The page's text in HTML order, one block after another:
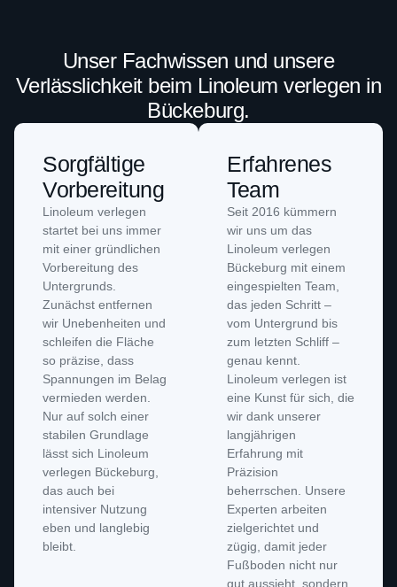
Unser Fachwissen und unsere
Verlässlichkeit beim Linoleum verlegen in
Bückeburg.
Erfahrenes
Team
Seit 2016 kümmern
wir uns um das
Linoleum verlegen
Bückeburg mit einem
eingespielten Team,
das jeden Schritt –
vom Untergrund bis
zum letzten Schliff –
genau kennt.
Linoleum verlegen ist
eine Kunst für sich, die
wir dank unserer
langjährigen
Erfahrung mit
Präzision
beherrschen. Unsere
Experten arbeiten
zielgerichtet und
zügig, damit jeder
Fußboden nicht nur
gut aussieht, sondern
Sorgfältige
Vorbereitung
Linoleum verlegen
startet bei uns immer
mit einer gründlichen
Vorbereitung des
Untergrunds.
Zunächst entfernen
wir Unebenheiten und
schleifen die Fläche
so präzise, dass
Spannungen im Belag
vermieden werden.
Nur auf solch einer
stabilen Grundlage
lässt sich Linoleum
verlegen Bückeburg,
das auch bei
intensiver Nutzung
eben und langlebig
bleibt.